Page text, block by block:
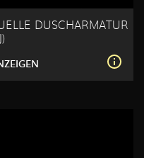
DUSCHARMATUR